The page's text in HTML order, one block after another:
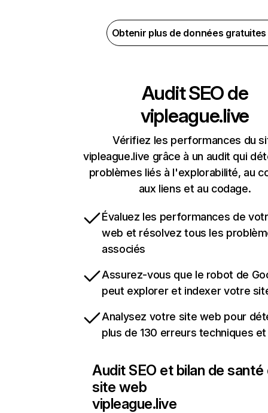
Obtenir plus de données
Audit SEO de
vipleague.live
Vérifiez les performances du
vipleague.live grâce à un audit qui
problèmes liés à l'explorabilité, au
aux liens et au codage.
Évaluez les performances de
web et résolvez tous les
associés
Assurez-vous que le robot de
peut explorer et indexer votre
Analysez votre site web pour
plus de 130 erreurs techniques et
Audit SEO et bilan de santé
site web
vipleague.live